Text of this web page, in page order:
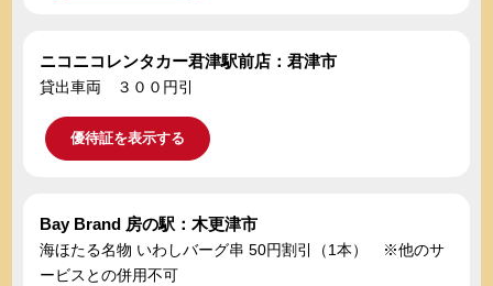
ニコニコレンタカー君津駅前店：君津市
貸出車両 ３００円引
優待証を表示する
Bay Brand 房の駅：木更津市
海ほたる名物 いわしバーグ串 50円割引（1本） ※他のサ
ービスとの併用不可